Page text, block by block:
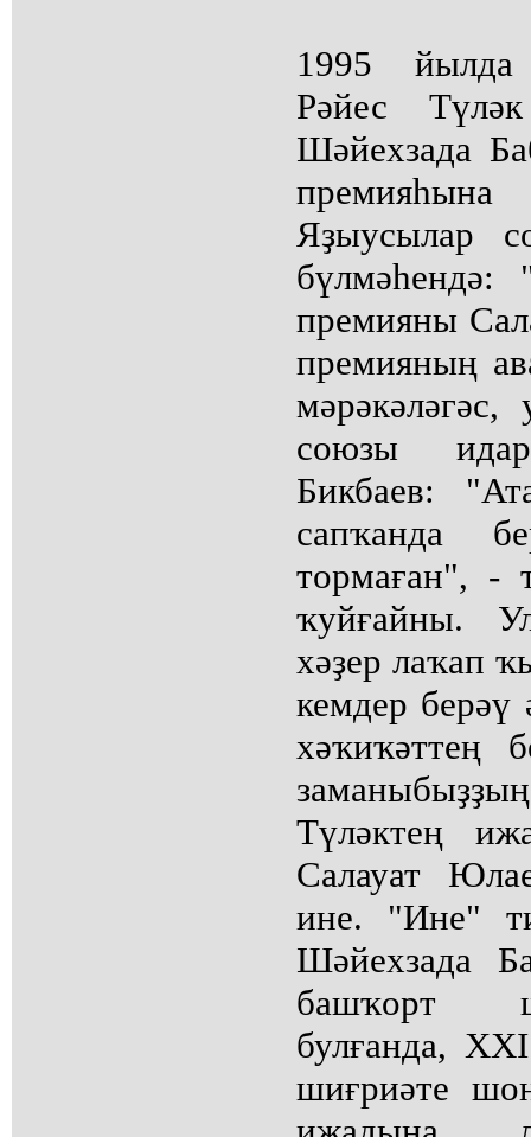
1995
Рәйес
Шәйехзада
Яҙыусылар
премияны
премияның
союзы
Бикбаев:
сапҡанда
тормаған", -
ҡуйғайны.
хәҙер лаҡап
кемдер
хәҡиҡәттең
Түләктең
Салауат
ине. "Ине"
Шәйехзада
башҡорт
булғанда,
шиғриәте